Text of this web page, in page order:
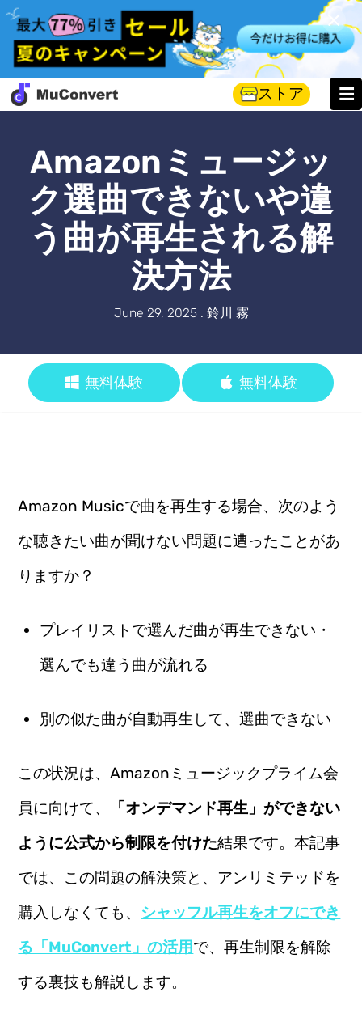
ストア
Amazonミュージッ
ク選曲できないや違
う曲が再生される解
決方法
June 29, 2025 . 鈴川 霧
無料体験 無料体験
Amazon Musicで曲を再生する場合、次のよう
な聴きたい曲が聞けない問題に遭ったことがあ
りますか？
プレイリストで選んだ曲が再生できない・
選んでも違う曲が流れる
別の似た曲が自動再生して、選曲できない
この状況は、Amazonミュージックプライム会
員に向けて、
「オンデマンド再生」ができない
ように公式から制限を付けた結果です。本記事
では、この問題の解決策と、アンリミテッドを
購入しなくても、 シャッフル再生をオフにでき
る「MuConvert」の活用で、再生制限を解除
する裏技も解説します。